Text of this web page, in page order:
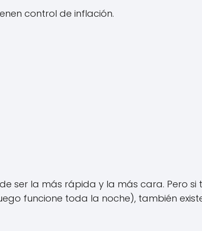
control de inflación.
ser la más rápida y la más cara. Pero
funcione toda la noche), también